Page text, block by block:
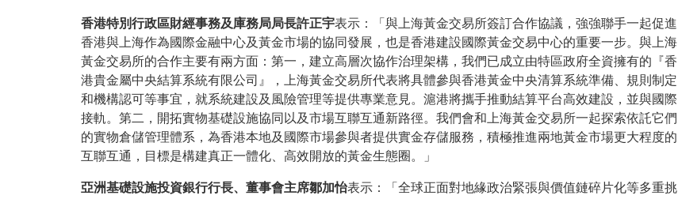
香港特別行政區財經事務及庫務局局長許正宇表示：「與上海黃金交易所簽訂合作協議，強強聯手一起促進
香港與上海作為國際金融中心及黃金市場的協同發展，也是香港建設國際黃金交易中心的重要一步。與上海
黃金交易所的合作主要有兩方面：第一，建立高層次協作治理架構，我們已成立由特區政府全資擁有的『香
港貴金屬中央結算系統有限公司』，上海黃金交易所代表將具體參與香港黃金中央清算系統準備、規則制定
和機構認可等事宜，就系統建設及風險管理等提供專業意見。滬港將攜手推動結算平台高效建設，並與國際
接軌。第二，開拓實物基礎設施協同以及市場互聯互通新路徑。我們會和上海黃金交易所一起探索依託它們
的實物倉儲管理體系，為香港本地及國際市場參與者提供實金存儲服務，積極推進兩地黃金市場更大程度的
互聯互通，目標是構建真正一體化、高效開放的黃金生態圈。」
亞洲基礎設施投資銀行行長、董事會主席鄒加怡表示：「全球正面對地緣政治緊張與價值鏈碎片化等多重挑